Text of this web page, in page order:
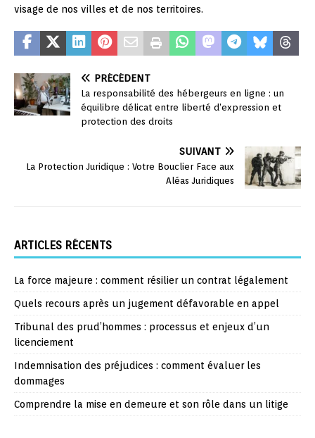
visage de nos villes et de nos territoires.
PRÉCÉDENT
La responsabilité des hébergeurs en ligne : un
équilibre délicat entre liberté d’expression et
protection des droits
SUIVANT
La Protection Juridique : Votre Bouclier Face aux
Aléas Juridiques
ARTICLES RÉCENTS
La force majeure : comment résilier un contrat légalement
Quels recours après un jugement défavorable en appel
Tribunal des prud’hommes : processus et enjeux d’un
licenciement
Indemnisation des préjudices : comment évaluer les
dommages
Comprendre la mise en demeure et son rôle dans un litige